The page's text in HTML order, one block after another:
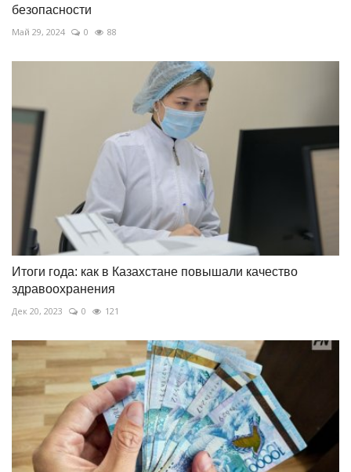
безопасности
Май 29, 2024 0 88
Итоги года: как в Казахстане повышали качество
здравоохранения
Дек 20, 2023 0 121